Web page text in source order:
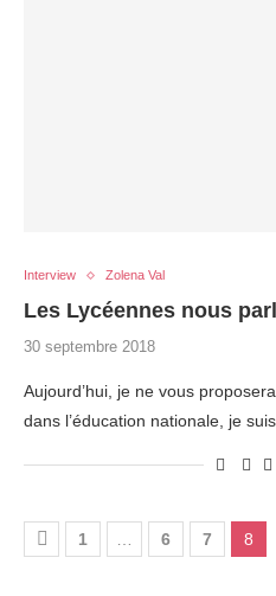
Interview Zolena Val
Les Lycéennes nous
30 septembre 2018
Aujourd’hui, je ne vous
dans l’éducation nationale, je
1 6 7 8